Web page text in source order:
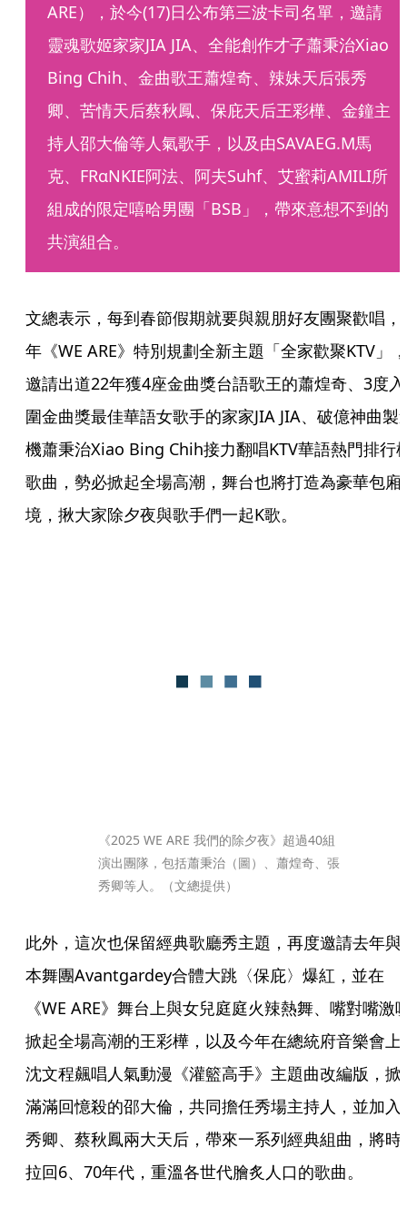
ARE），於今(17)日公布第三波卡司名單，邀請
靈魂歌姬家家JIA JIA、全能創作才子蕭秉治Xiao
Bing Chih、金曲歌王蕭煌奇、辣妹天后張秀
卿、苦情天后蔡秋鳳、保庇天后王彩樺、金鐘主
持人邵大倫等人氣歌手，以及由SAVAEG.M馬
克、FRαNKIE阿法、阿夫Suhf、艾蜜莉AMILI所
組成的限定嘻哈男團「BSB」，帶來意想不到的
共演組合。
文總表示，每到春節假期就要與親朋好友團聚歡唱，
年《WE ARE》特別規劃全新主題「全家歡聚KTV」，
邀請出道22年獲4座金曲獎台語歌王的蕭煌奇、3度入
圍金曲獎最佳華語女歌手的家家JIA JIA、破億神曲製
機蕭秉治Xiao Bing Chih接力翻唱KTV華語熱門排行
歌曲，勢必掀起全場高潮，舞台也將打造為豪華包廂
境，揪大家除夕夜與歌手們一起K歌。
《2025 WE ARE 我們的除夕夜》超過40組
演出團隊，包括蕭秉治（圖）、蕭煌奇、張
秀卿等人。（文總提供）
此外，這次也保留經典歌廳秀主題，再度邀請去年與
本舞團Avantgardey合體大跳〈保庇〉爆紅，並在
《WE ARE》舞台上與女兒庭庭火辣熱舞、嘴對嘴激
掀起全場高潮的王彩樺，以及今年在總統府音樂會上
沈文程飆唱人氣動漫《灌籃高手》主題曲改編版，掀
滿滿回憶殺的邵大倫，共同擔任秀場主持人，並加入
秀卿、蔡秋鳳兩大天后，帶來一系列經典組曲，將時
拉回6、70年代，重溫各世代膾炙人口的歌曲。